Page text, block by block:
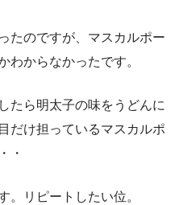
たのですが、マスカルポー
わからなかったです。
たら明太子の味をうどんに
だけ担っているマスカルポ
・
。リピートしたい位。